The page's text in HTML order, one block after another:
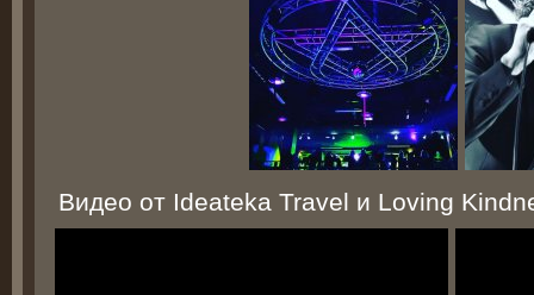
Видео от Ideateka Travel и Loving